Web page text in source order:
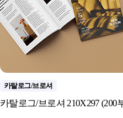
카탈로그/브로셔
카탈로그/브로셔 210X297 (200